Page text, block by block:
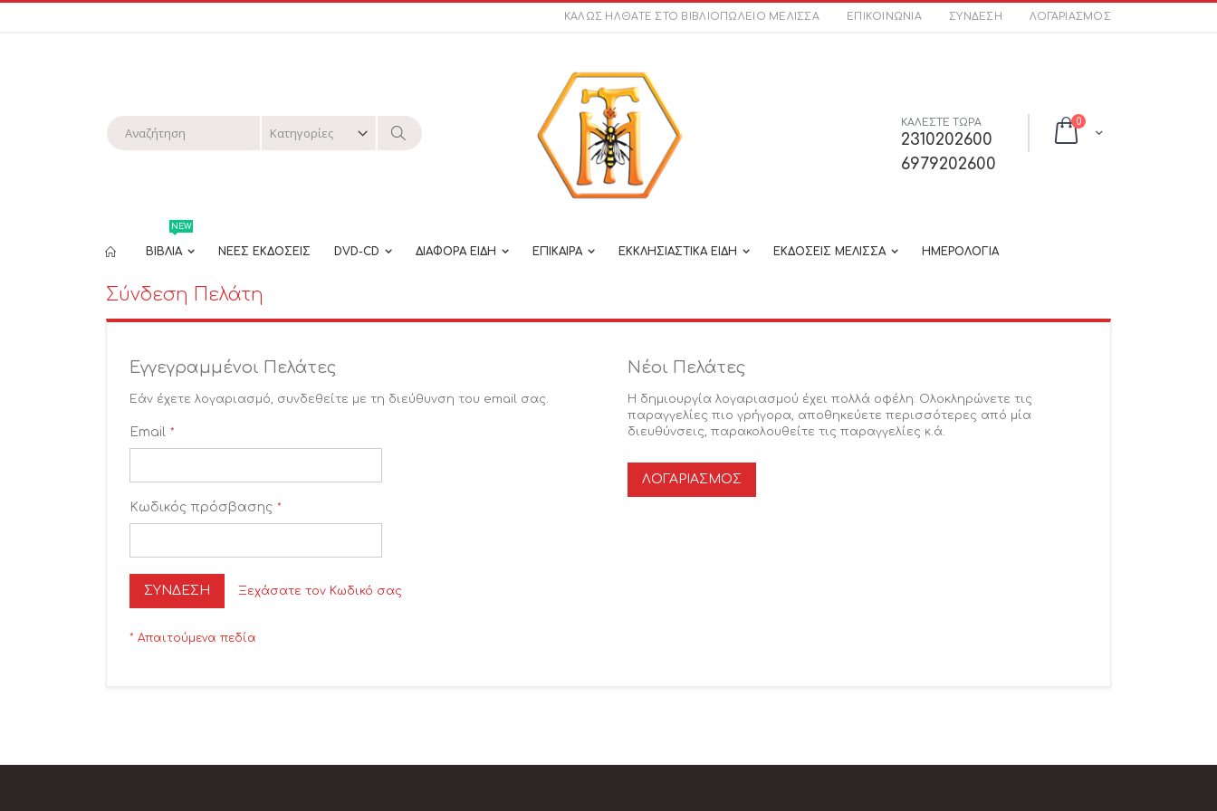
ΚΑΛΩΣ ΗΛΘΑΤΕ ΣΤΟ ΒΙΒΛΙΟΠΩΛΕΙΟ ΜΕΛΙΣΣΑ ΕΠΙΚΟΙΝΩΝΊΑ ΣΎΝΔΕΣΗ ΛΟΓΑΡΙΑΣΜΌΣ
Cart
0στοιχεία
ΚΑΛΕΣΤΕ ΤΩΡΑ
2310202600
6979202600
ΒΙΒΛΙΑ
NEW
ΝΕΕΣ ΕΚΔΟΣΕΙΣ DVD-CD ΔΙΑΦΟΡΑ ΕΙΔΗ ΕΠΙΚΑΙΡΑ ΕΚΚΛΗΣΙΑΣΤΙΚΑ ΕΙΔΗ ΕΚΔΟΣΕΙΣ ΜΕΛΙΣΣΑ ΗΜΕΡΟΛΟΓΙΑ
Σύνδεση Πελάτη
Εγγεγραμμένοι Πελάτες
Εάν έχετε λογαριασμό, συνδεθείτε με τη διεύθυνση του email σας.
Email
Κωδικός πρόσβασης
ΣΎΝΔΕΣΗ Ξεχάσατε τον Κωδικό σας
Νέοι Πελάτες
Η δημιουργία λογαριασμού έχει πολλά οφέλη: Ολοκληρώνετε τις
παραγγελίες πιο γρήγορα, αποθηκεύετε περισσότερες από μία
διευθύνσεις, παρακολουθείτε τις παραγγελίες κ.ά.
ΛΟΓΑΡΙΑΣΜΌΣ